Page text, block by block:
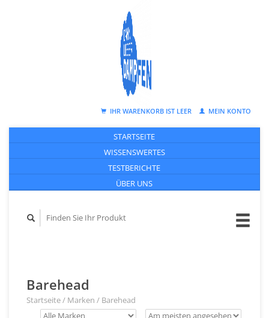
IHR WARENKORB IST LEER MEIN KONTO
STARTSEITE
WISSENSWERTES
TESTBERICHTE
ÜBER UNS
Barehead
Startseite/ Marken / Barehead